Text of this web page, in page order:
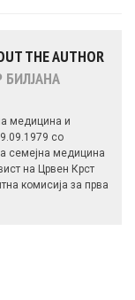
THE AUTHOR
БИЛЈАНА
медицина и
со
семејна медицина
на Црвен Крст
комисија за прва